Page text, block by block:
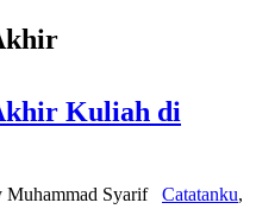
Kuliah di
Muhammad Syarif Catatanku,